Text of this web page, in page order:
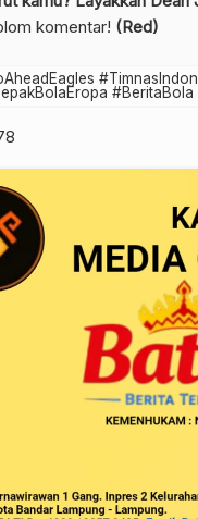
komentar! (Red)